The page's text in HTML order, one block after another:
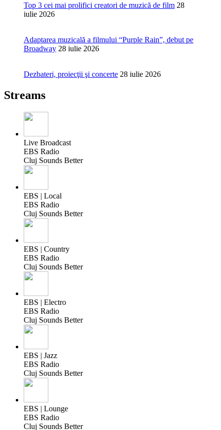
Top 3 cei mai prolifici creatori de muzică de film 28
iulie 2026
Adaptarea muzicală a filmului “Purple Rain”, debut pe
Broadway 28 iulie 2026
Dezbateri, proiecţii şi concerte 28 iulie 2026
Streams
Live Broadcast
EBS Radio
Cluj Sounds Better
EBS | Local
EBS Radio
Cluj Sounds Better
EBS | Country
EBS Radio
Cluj Sounds Better
EBS | Electro
EBS Radio
Cluj Sounds Better
EBS | Jazz
EBS Radio
Cluj Sounds Better
EBS | Lounge
EBS Radio
Cluj Sounds Better